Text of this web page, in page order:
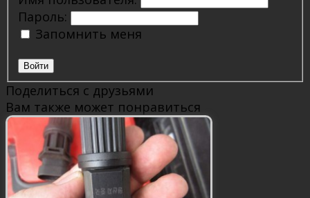
Пароль:
Запомнить меня
Войти
Поделиться с друзьями
Вам также может понравиться